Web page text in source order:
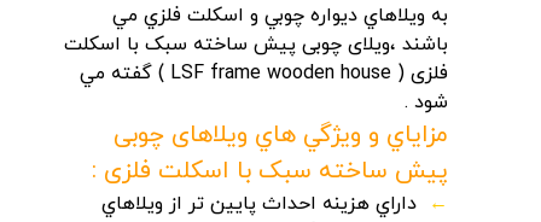
به ويلاهاي ديواره چوبي و اسکلت فلزي مي
باشند ،ویلای چوبی پیش ساخته سبک با اسکلت
فلزی ( LSF frame wooden house ) گفته مي
شود .
مزاياي و ويژگي هاي ویلاهای چوبی
پیش ساخته سبک با اسکلت فلزی :
←داراي هزينه احداث پايين تر از ويلاهاي